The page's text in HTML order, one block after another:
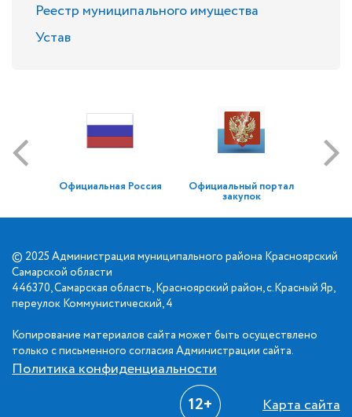
Реестр муниципального имущества
Устав
Официальная Россия Официальный портал
закупок
© 2025 Администрация муниципального района Красноярский
Самарской области
446370, Самарская область, Красноярский район, с.Красный Яр,
переулок Коммунистический, 4
Копирование материалов сайта может быть осуществлено
только с письменного согласия Администрации сайта.
Политика конфиденциальности
12+ Карта сайта